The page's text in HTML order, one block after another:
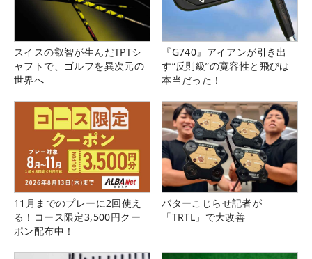
スイスの叡智が生んだTPTシ
ャフトで、ゴルフを異次元の
世界へ
『G740』アイアンが引き出
す“反則級”の寛容性と飛びは
本当だった！
11月までのプレーに2回使え
る！コース限定3,500円クー
ポン配布中！
パターこじらせ記者が
「TRTL」で大改善